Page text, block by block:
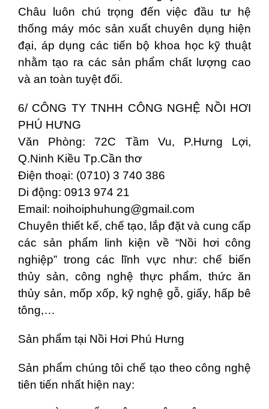
Châu luôn chú trọng đến việc đầu tư hệ
thống máy móc sản xuất chuyên dụng hiện
đại, áp dụng các tiến bộ khoa học kỹ thuật
nhằm tạo ra các sản phẩm chất lượng cao
và an toàn tuyệt đối.
6/ CÔNG TY TNHH CÔNG NGHỆ NỒI HƠI
PHÚ HƯNG
Văn Phòng: 72C Tầm Vu, P.Hưng Lợi,
Q.Ninh Kiều Tp.Cần thơ
Điện thoại: (0710) 3 740 386
Di động: 0913 974 21
Email: noihoiphuhung@gmail.com
Chuyên thiết kế, chế tạo, lắp đặt và cung cấp
các sản phẩm linh kiện về “Nồi hơi công
nghiệp” trong các lĩnh vực như: chế biến
thủy sản, công nghệ thực phẩm, thức ăn
thủy sản, mốp xốp, kỹ nghệ gỗ, giấy, hấp bê
tông,…
Sản phẩm tại Nồi Hơi Phú Hưng
Sản phẩm chúng tôi chế tạo theo công nghệ
tiên tiến nhất hiện nay: